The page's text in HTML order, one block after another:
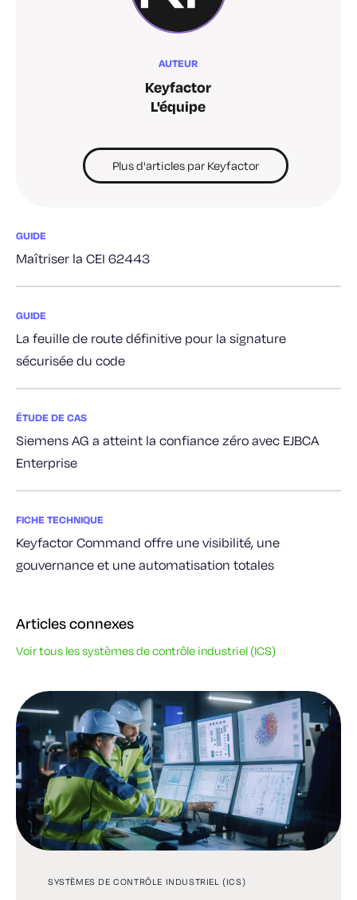
AUTEUR
Keyfactor
L'équipe
Plus d'articles par Keyfactor
GUIDE
Maîtriser la CEI 62443
GUIDE
La feuille de route définitive pour la signature
sécurisée du code
ÉTUDE DE CAS
Siemens AG a atteint la confiance zéro avec EJBCA
Enterprise
FICHE TECHNIQUE
Keyfactor Command offre une visibilité, une
gouvernance et une automatisation totales
Articles connexes
Voir tous les systèmes de contrôle industriel (ICS)
SYSTÈMES DE CONTRÔLE INDUSTRIEL (ICS)
SYSTÈMES DE CONTRÔLE INDUSTRIEL (ICS)
SYSTÈMES DE CONTRÔLE INDUSTRIEL (ICS)